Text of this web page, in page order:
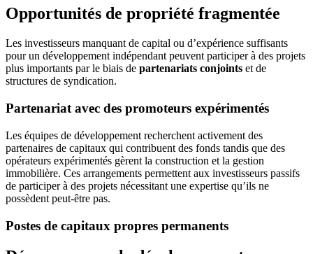
Opportunités de propriété fragmentée
Les investisseurs manquant de capital ou d’expérience suffisants
pour un développement indépendant peuvent participer à des projets
plus importants par le biais de partenariats conjoints et de
structures de syndication.
Partenariat avec des promoteurs expérimentés
Les équipes de développement recherchent activement des
partenaires de capitaux qui contribuent des fonds tandis que des
opérateurs expérimentés gèrent la construction et la gestion
immobilière. Ces arrangements permettent aux investisseurs passifs
de participer à des projets nécessitant une expertise qu’ils ne
possèdent peut-être pas.
Postes de capitaux propres permanents